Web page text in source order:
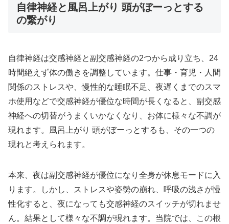
自律神経と風呂上がり 頭がぼーっとする
の繋がり
自律神経は交感神経と副交感神経の2つから成り立ち、24
時間絶えず体の働きを調整しています。仕事・育児・人間
関係のストレスや、慢性的な睡眠不足、夜遅くまでのスマ
ホ使用などで交感神経が優位な時間が長くなると、副交感
神経への切替がうまくいかなくなり、お体に様々な不調が
現れます。風呂上がり 頭がぼーっとするも、その一つの
現れと考えられます。
本来、夜は副交感神経が優位になり全身が休息モードに入
ります。しかし、ストレスや姿勢の崩れ、呼吸の浅さが慢
性化すると、夜になっても交感神経のスイッチが切れませ
ん。結果として様々な不調が現れます。当院では、この根